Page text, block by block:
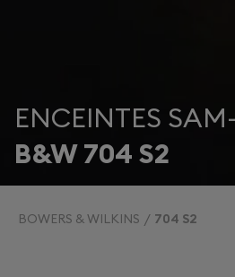
ENCEINTES
B&W 704 S2
BOWERS & WILKINS 704 S2